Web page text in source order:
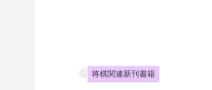
将棋関連新刊書籍